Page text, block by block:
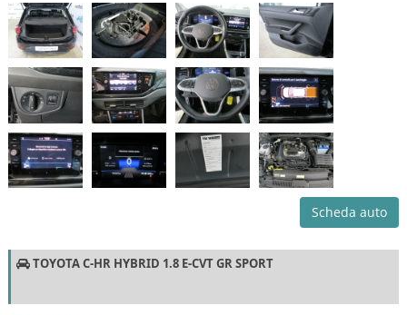
Scheda auto
TOYOTA C-HR HYBRID 1.8 E-CVT GR SPORT